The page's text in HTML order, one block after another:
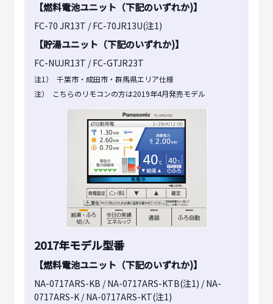
【燃料電池ユニット（下記のいずれか)】
FC-70 JR13T / FC-70JR13U(注1)
【貯湯ユニット（下記のいずれか)】
FC-NUJR13T / FC-GTJR23T
注1）
千葉市・成田市・群馬県エリア仕様
注）
こちらのリモコンの方は2019年4月発売モデル
2017年モデル型番
【燃料電池ユニット（下記のいずれか)】
NA-0717ARS-KB / NA-0717ARS-KTB(注1) / NA-
0717ARS-K / NA-0717ARS-KT(注1)